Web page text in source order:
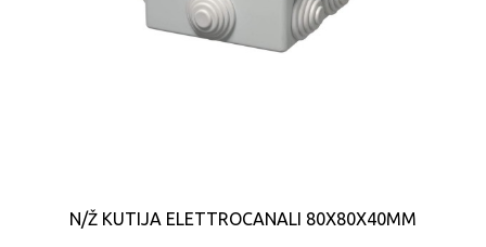
N/Ž KUTIJA ELETTROCANALI 80X80X40MM